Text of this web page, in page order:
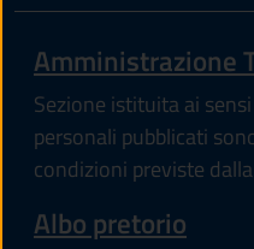
Amministrazione
Sezione istituita ai
personali pubblicati
condizioni previste
Albo pretorio